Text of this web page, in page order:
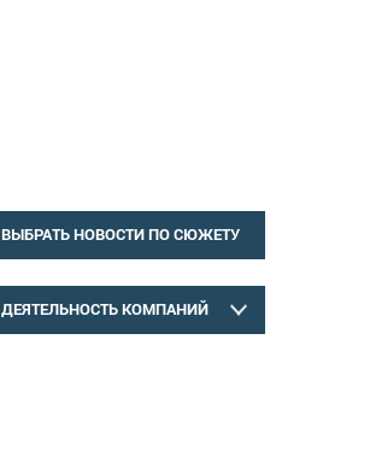
ВЫБРАТЬ НОВОСТИ ПО СЮЖЕТУ
ДЕЯТЕЛЬНОСТЬ КОМПАНИЙ